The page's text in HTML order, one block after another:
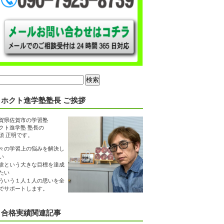
ホクト進学塾塾長 ご挨拶
県佐賀市の学習塾
ト進学塾 塾長の
正明です。
の学習上の悩みを解決し
という大きな目標を達成
い
いう１人１人の思いを全
サポートします。
合格実績関連記事